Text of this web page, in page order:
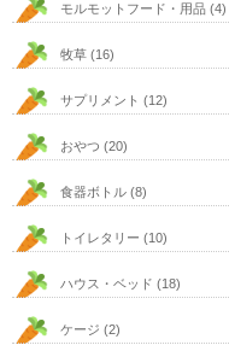
モルモットフード・用品 (4)
牧草 (16)
サプリメント (12)
おやつ (20)
食器ボトル (8)
トイレタリー (10)
ハウス・ベッド (18)
ケージ (2)